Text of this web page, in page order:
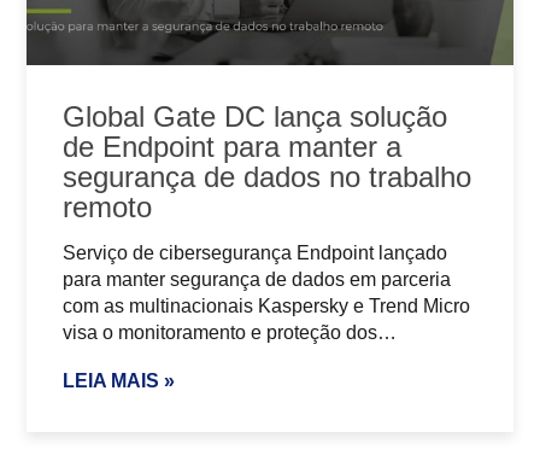
Global Gate DC lança solução
de Endpoint para manter a
segurança de dados no trabalho
remoto
Serviço de cibersegurança Endpoint lançado
para manter segurança de dados em parceria
com as multinacionais Kaspersky e Trend Micro
visa o monitoramento e proteção dos…
LEIA MAIS »